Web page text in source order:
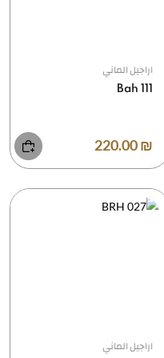
اراجيل الماني
Bah 111
₪ 220.00
اراجيل الماني